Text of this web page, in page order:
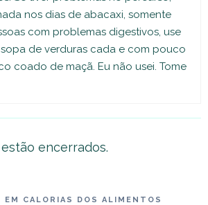
nos dias de abacaxi, somente
com problemas digestivos, use
de verduras cada e com pouco
coado de maçã. Eu não usei. Tome
encerrados.
EM CALORIAS DOS ALIMENTOS